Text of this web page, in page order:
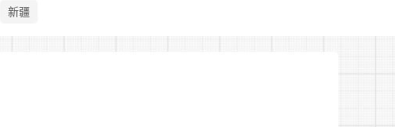
新疆